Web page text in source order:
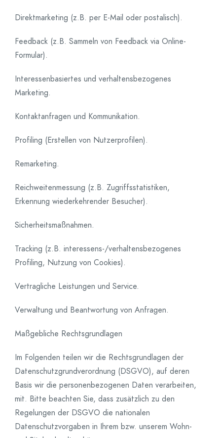
Direktmarketing (z.B. per E-Mail oder postalisch).
Feedback (z.B. Sammeln von Feedback via Online-
Formular).
Interessenbasiertes und verhaltensbezogenes
Marketing.
Kontaktanfragen und Kommunikation.
Profiling (Erstellen von Nutzerprofilen).
Remarketing.
Reichweitenmessung (z.B. Zugriffsstatistiken,
Erkennung wiederkehrender Besucher).
Sicherheitsmaßnahmen.
Tracking (z.B. interessens-/verhaltensbezogenes
Profiling, Nutzung von Cookies).
Vertragliche Leistungen und Service.
Verwaltung und Beantwortung von Anfragen.
Maßgebliche Rechtsgrundlagen
Im Folgenden teilen wir die Rechtsgrundlagen der
Datenschutzgrundverordnung (DSGVO), auf deren
Basis wir die personenbezogenen Daten verarbeiten,
mit. Bitte beachten Sie, dass zusätzlich zu den
Regelungen der DSGVO die nationalen
Datenschutzvorgaben in Ihrem bzw. unserem Wohn-